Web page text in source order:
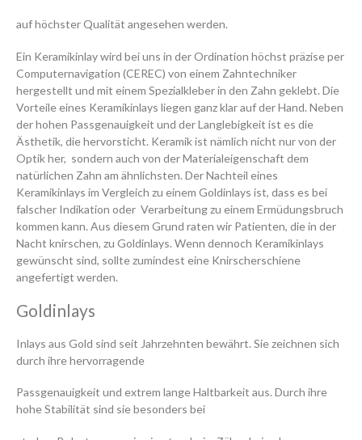
auf höchster Qualität angesehen werden.
Ein Keramikinlay wird bei uns in der Ordination höchst präzise per
Computernavigation (CEREC) von einem Zahntechniker
hergestellt und mit einem Spezialkleber in den Zahn geklebt. Die
Vorteile eines Keramikinlays liegen ganz klar auf der Hand. Neben
der hohen Passgenauigkeit und der Langlebigkeit ist es die
Ästhetik, die hervorsticht. Keramik ist nämlich nicht nur von der
Optik her, sondern auch von der Materialeigenschaft dem
natürlichen Zahn am ähnlichsten. Der Nachteil eines
Keramikinlays im Vergleich zu einem Goldinlays ist, dass es bei
falscher Indikation oder Verarbeitung zu einem Ermüdungsbruch
kommen kann. Aus diesem Grund raten wir Patienten, die in der
Nacht knirschen, zu Goldinlays. Wenn dennoch Keramikinlays
gewünscht sind, sollte zumindest eine Knirscherschiene
angefertigt werden.
Goldinlays
Inlays aus Gold sind seit Jahrzehnten bewährt. Sie zeichnen sich
durch ihre hervorragende
Passgenauigkeit und extrem lange Haltbarkeit aus. Durch ihre
hohe Stabilität sind sie besonders bei